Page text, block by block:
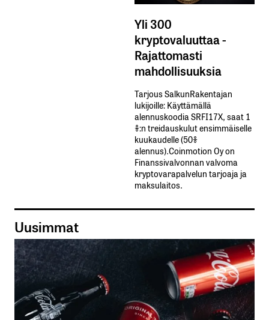
Yli 300
kryptovaluuttaa -
Rajattomasti
mahdollisuuksia
Tarjous SalkunRakentajan
lukijoille: Käyttämällä​ ​
alennuskoodia​ ​SRFI17X,​ ​saat​ ​1
%:n treidauskulut​ ​ensimmäiselle​ ​
kuukaudelle​ ​(50%​ ​
alennus).Coinmotion Oy on
Finanssivalvonnan valvoma
kryptovarapalvelun tarjoaja ja
maksulaitos.
Uusimmat